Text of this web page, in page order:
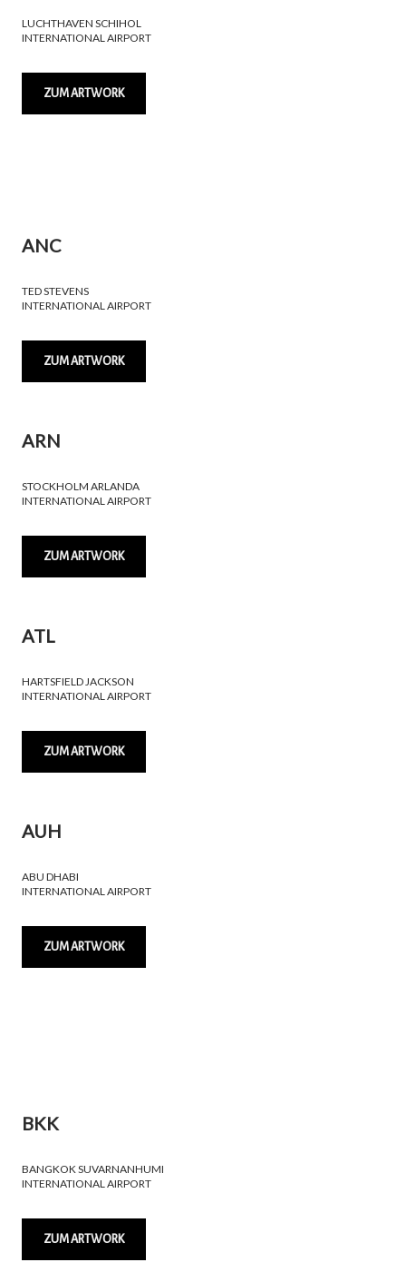
LUCHTHAVEN SCHIHOL
INTERNATIONAL AIRPORT
ZUM ARTWORK
ANC
TED STEVENS
INTERNATIONAL AIRPORT
ZUM ARTWORK
ARN
STOCKHOLM ARLANDA
INTERNATIONAL AIRPORT
ZUM ARTWORK
ATL
HARTSFIELD JACKSON
INTERNATIONAL AIRPORT
ZUM ARTWORK
AUH
ABU DHABI
INTERNATIONAL AIRPORT
ZUM ARTWORK
BKK
BANGKOK SUVARNANHUMI
INTERNATIONAL AIRPORT
ZUM ARTWORK